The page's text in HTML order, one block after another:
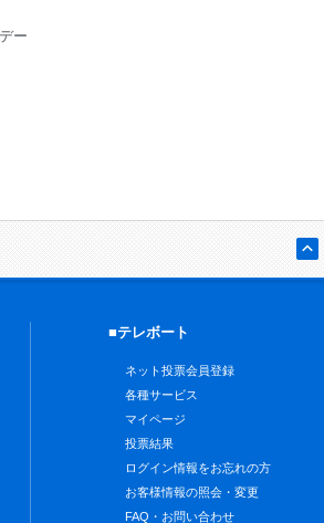
ー
■テレボート
ネット投票会員登録
各種サービス
マイページ
投票結果
ログイン情報をお忘れの方
お客様情報の照会・変更
FAQ・お問い合わせ